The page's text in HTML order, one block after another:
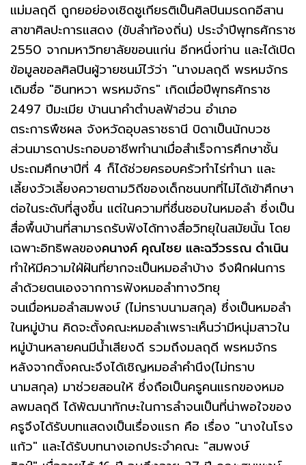
แม่มลฤดี ถูกยอย่องเชิดชูเกียรติเป็นศิลปินมรดกอีสาน
สาขาศิลปะการแสดง (ขับลำท้องถิ่น) ประจำปีพุทธศักราช
2550 จากมหาวิทยาลัยขอนแก่น อีกหนึ่งท่าน และได้เปิด
ข้อมูลขอลศิลปินผู้วายชนม์ไว้ว่า "นางมลฤดี พรหมจักร
เดิมชื่อ "อินทหวา พรหมจักร" เกิดเมื่อปีพุทธศักราช
2497 ปีมะเมีย บ้านนาคำตำบลฟ้าฮ่วน อำเภอ
ตระการพืชผล จังหวัดอุบลราชธานี บิดาเป็นนักบวช
ส่วนมารดาประกอบอาชีพทำนาเมื่อสำเร็จการศึกษาชั้น
ประถมศึกษาปีที่ 4 ก็ได้ช่วยครอบครัวทำไร่ทำนา และ
เลี้ยงวัวเลี้ยงควายตามวิถีของเด็กชนบทที่ไม่ได้เข้าศึกษา
ต่อในระดับที่สูงขึ้น แต่ในความที่ชื่นชอบในหมอลำ ซึ่งเป็น
สื่อพื้นบ้านที่สามารถรับฟังได้ทางสื่อวิทยุในสมัยนั้น โดย
เฉพาะอิทธิพลของคนางค์ คุณไชย และฉวีวรรณ ดำเนิน
ทำให้มีความใฝ่ฝันที่ยากจะเป็นหมอลำบ้าง จึงฝึกฝนการ
ลำด้วยตนเองจากการฟังหมอลำทางวิทยุ
จนเมื่อหมอลำสมพงษ์ (ไม่ทราบนามสกุล) ซึ่งเป็นหมอลำ
ในหมู่บ้าน คิดจะตั้งคณะหมอลำเพราะเห็นว่ามีหนุ่มสาวใน
หมู่บ้านหลายคนมีน้ำเสียงดี รวมถึงมลฤดี พรหมจักร
หลังจากตั้งคณะจึงได้เชิญหมอลำคำนึง(ไม่ทราบ
นามสกุล) มาช่วยสอนให้ ซึ่งถือเป็นครูคนแรกของหมอ
ลพมลฤดี ได้พัฒนาทักษะในการลำจนเป็นที่น่าพอใจของ
ครูจึงได้รับบทแสดงเป็นเรื่องแรก คือ เรื่อง "นางในโรง
แก้ว" และได้รับบทนางเอกประจำคณะ "สมพงษ์